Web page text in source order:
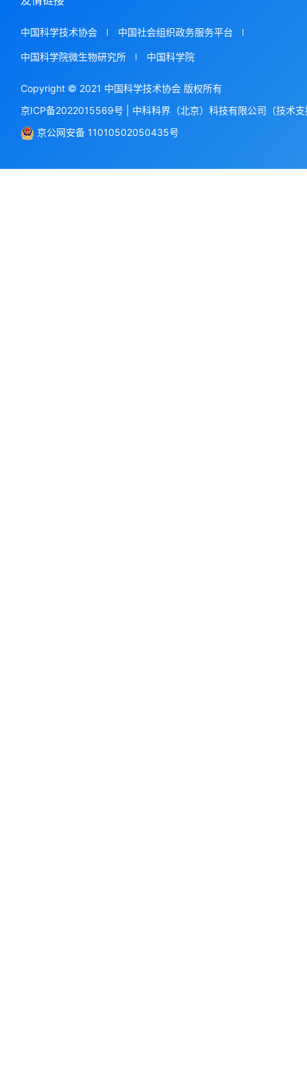
中国科学技术协会 中国社会组织政务服务平台
中国科学院微生物研究所 中国科学院
Copyright © 2021 中国科学技术协会 版权所有
京ICP备2022015569号
中科科界（北京）科技有限公司（技术
京公网安备 11010502050435号